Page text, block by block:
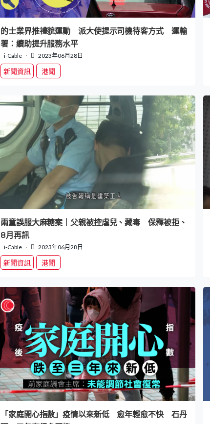
的士業界推禮貌運動 派大使提示司機待客方式 運輸
署：續助提升服務水平
i-Cable 2023年06月28日
新聞資訊 港聞
兩童誤服大麻糖案｜父親被控虐兒、藏毒 保釋被拒、
8月再訊
i-Cable 2023年06月28日
新聞資訊 港聞
「家庭開心指數」疫情以來新低 愈年輕愈不快 石丹